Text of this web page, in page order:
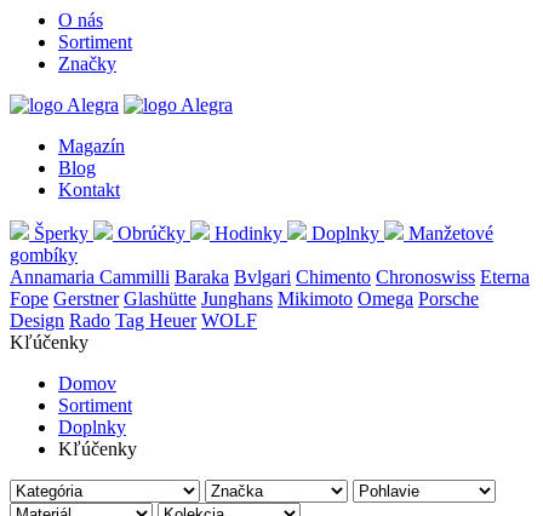
O nás
Sortiment
Značky
Magazín
Blog
Kontakt
Šperky Obrúčky Hodinky Doplnky
Manžetové
gombíky
Annamaria Cammilli Baraka Bvlgari Chimento Chronoswiss Eterna
Fope Gerstner Glashütte Junghans Mikimoto Omega Porsche
Design Rado Tag Heuer WOLF
Kľúčenky
Domov
Sortiment
Doplnky
Kľúčenky